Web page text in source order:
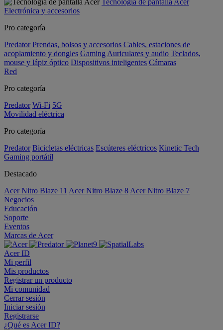
Tecnología de pantalla Acer
Electrónica y accesorios
Pro categoría
Predator Prendas, bolsos y accesorios Cables, estaciones de
acoplamiento y dongles Gaming Auriculares y audio Teclados,
mouse y lápiz óptico Dispositivos inteligentes Cámaras
Red
Pro categoría
Predator Wi-Fi 5G
Movilidad eléctrica
Pro categoría
Predator Bicicletas eléctricas Escúteres eléctricos Kinetic Tech
Gaming portátil
Destacado
Acer Nitro Blaze 11 Acer Nitro Blaze 8 Acer Nitro Blaze 7
Negocios
Educación
Soporte
Eventos
Marcas de Acer
Acer ID
Mi perfil
Mis productos
Registrar un producto
Mi comunidad
Cerrar sesión
Iniciar sesión
Registrarse
¿Qué es Acer ID?